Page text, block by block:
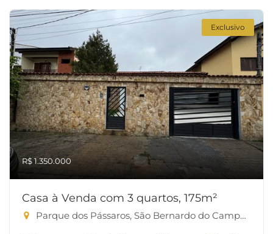
Exclusivo
R$ 1.350.000
Casa à Venda com 3 quartos, 175m²
Parque dos Pássaros, São Bernardo do Campo-SP